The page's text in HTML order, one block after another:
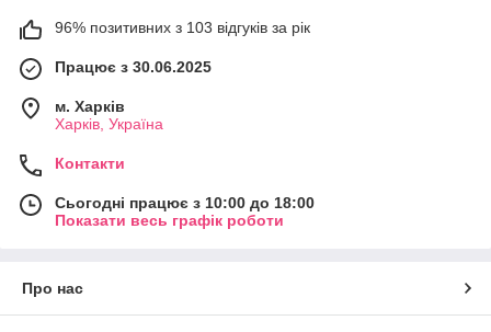
96% позитивних з 103 відгуків за рік
Працює з 30.06.2025
м. Харків
Харків, Україна
Контакти
Сьогодні працює з 10:00 до 18:00
Показати весь графік роботи
Про нас